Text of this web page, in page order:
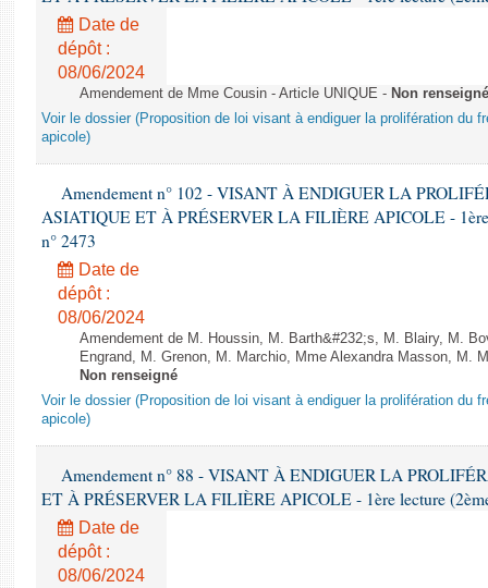
Date de
dépôt :
08/06/2024
Amendement de Mme Cousin - Article UNIQUE - Non renseigné
Voir le dossier (Proposition de loi visant à endiguer la prolifération du
apicole)
Amendement n° 102 - VISANT À ENDIGUER LA
ASIATIQUE ET À PRÉSERVER LA FILIÈRE APICOLE - 1ère
n° 2473
Date de
dépôt :
08/06/2024
Amendement de M. Houssin, M. Barth&#232;s, M. Blairy, M.
Engrand, M. Grenon, M. Marchio, Mme Alexandra Masson, M.
Non renseigné
Voir le dossier (Proposition de loi visant à endiguer la prolifération du
apicole)
Amendement n° 88 - VISANT À ENDIGUER LA
ET À PRÉSERVER LA FILIÈRE APICOLE - 1ère lecture
Date de
dépôt :
08/06/2024